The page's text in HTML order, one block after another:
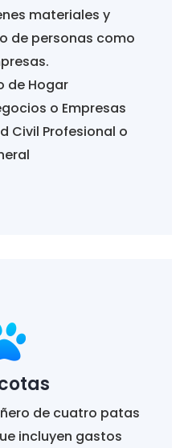
materiales y
de personas como
de Hogar
o Empresas
Civil Profesional o
de cuatro patas
incluyen gastos